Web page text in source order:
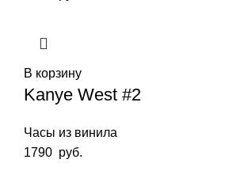
В корзину
Kanye West #2
Часы из винила
1790 руб.